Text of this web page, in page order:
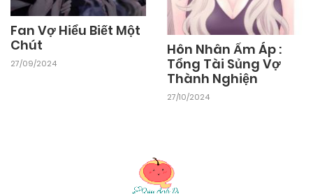
Fan Vợ Hiểu Biết Một
Chút
27/09/2024
Hôn Nhân Ấm Áp :
Tổng Tài Sủng Vợ
Thành Nghiện
27/10/2024